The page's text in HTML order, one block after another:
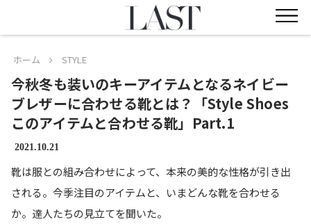
ホーム STYLE
今秋冬も装いのキーアイテムとなるネイビー
ブレザーに合わせる靴とは？「Style Shoes
このアイテムと合わせる靴」Part.1
2021.10.21
靴は服との組み合わせによって、本来の美的な性格が引き出
される。今季注目のアイテムと、いまどんな靴を合わせる
か。達人たちの見立てを聞いた。